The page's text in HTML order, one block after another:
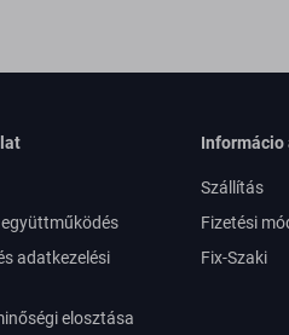
adatkezelési
elosztása
Informácio
Szállítás
Fizetési
Fix-Szaki